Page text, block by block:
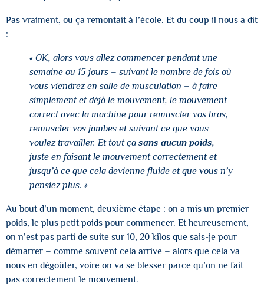
Pas vraiment, ou ça remontait à l’école. Et du coup il nous a dit
:
« OK, alors vous allez commencer pendant une
semaine ou 15 jours – suivant le nombre de fois où
vous viendrez en salle de musculation – à faire
simplement et déjà le mouvement, le mouvement
correct avec la machine pour remuscler vos bras,
remuscler vos jambes et suivant ce que vous
voulez travailler. Et tout ça sans aucun poids,
juste en faisant le mouvement correctement et
jusqu’à ce que cela devienne fluide et que vous n’y
pensiez plus. »
Au bout d’un moment, deuxième étape : on a mis un premier
poids, le plus petit poids pour commencer. Et heureusement,
on n’est pas parti de suite sur 10, 20 kilos que sais-je pour
démarrer – comme souvent cela arrive – alors que cela va
nous en dégoûter, voire on va se blesser parce qu’on ne fait
pas correctement le mouvement.